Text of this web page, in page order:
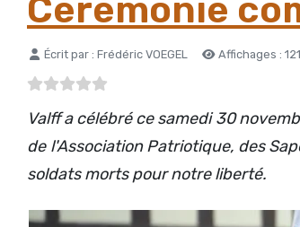
Cérémonie
Détails
Écrit par : Frédéric VOEGEL Affichages :
Valff a célébré ce samedi 30
de l'Association Patriotique, des
soldats morts pour notre liberté.